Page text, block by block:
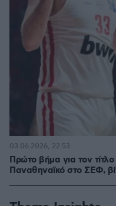
Πρώτο βήμα για τον
Παναθηναϊκό στο ΣΕΦ,
03.06.2026, 22:53